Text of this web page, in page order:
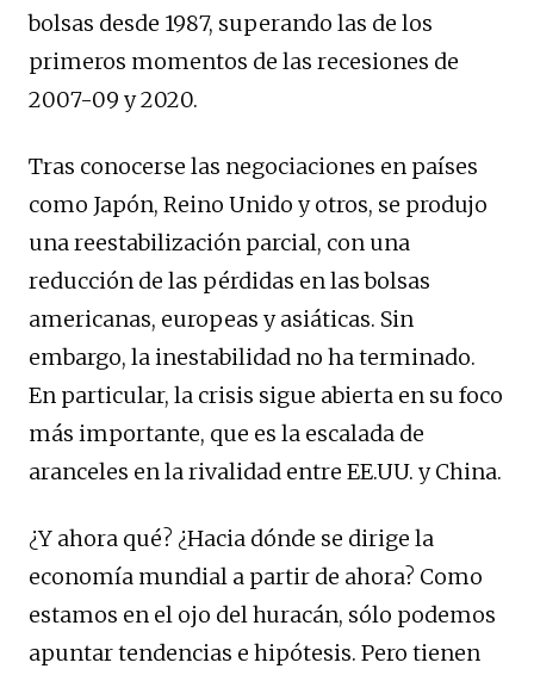
bolsas desde 1987, superando las de los
primeros momentos de las recesiones de
2007-09 y 2020.
Tras conocerse las negociaciones en países
como Japón, Reino Unido y otros, se produjo
una reestabilización parcial, con una
reducción de las pérdidas en las bolsas
americanas, europeas y asiáticas. Sin
embargo, la inestabilidad no ha terminado.
En particular, la crisis sigue abierta en su foco
más importante, que es la escalada de
aranceles en la rivalidad entre EE.UU. y China.
¿Y ahora qué? ¿Hacia dónde se dirige la
economía mundial a partir de ahora? Como
estamos en el ojo del huracán, sólo podemos
apuntar tendencias e hipótesis. Pero tienen